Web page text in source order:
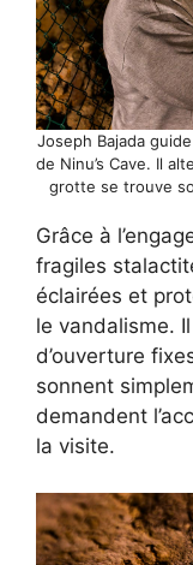
Joseph Bajada
de Ninu’s Cave. Il
grotte se trouve
Grâce à
fragiles
éclairées et
le vandalisme.
d’ouverture
sonnent
demandent
la visite.